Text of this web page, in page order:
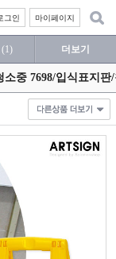
마이페이지
그인
(1) 더보기
중 7698/입식표지